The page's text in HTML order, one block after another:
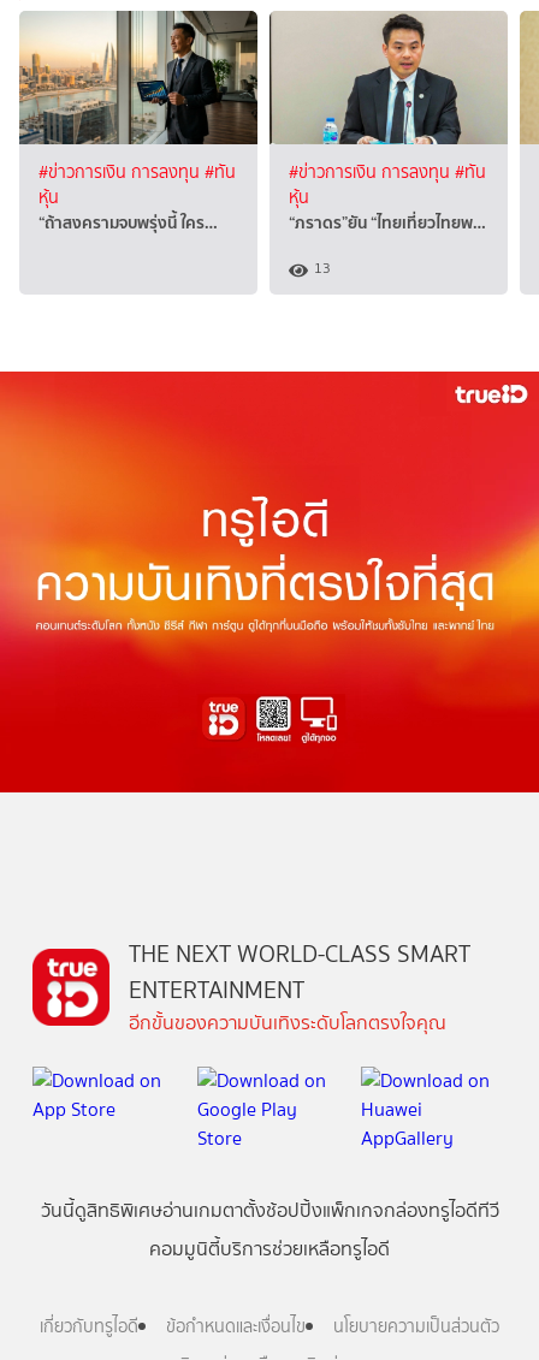
#ข่าวการเงิน การลงทุน #ทัน
หุ้น
“ถ้าสงครามจบพรุ่งนี้ ใคร…
#ข่าวการเงิน การลงทุน #ทัน
หุ้น
“ภราดร”ยัน “ไทยเที่ยวไทยพ…
13
THE NEXT WORLD-CLASS SMART
ENTERTAINMENT
อีกขั้นของความบันเทิงระดับโลกตรงใจคุณ
วันนี้ดูสิทธิพิเศษอ่านเกมตาตั้งช้อปปิ้งแพ็กเกจกล่องทรูไอดีทีวี
คอมมูนิตี้บริการช่วยเหลือทรูไอดี
เกี่ยวกับทรูไอดี ข้อกำหนดและเงื่อนไข
นโยบายความเป็นส่วนตัว